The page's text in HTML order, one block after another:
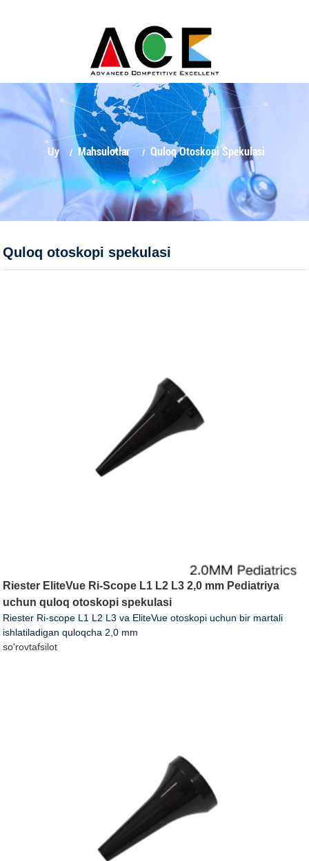
Uy Mahsulotlar Quloq Otoskopi Spekulasi
Quloq otoskopi spekulasi
Riester EliteVue Ri-Scope L1 L2 L3 2,0 mm Pediatriya
uchun quloq otoskopi spekulasi
Riester Ri-scope L1 L2 L3 va EliteVue otoskopi uchun bir martali
ishlatiladigan quloqcha 2,0 mm
so'rovtafsilot